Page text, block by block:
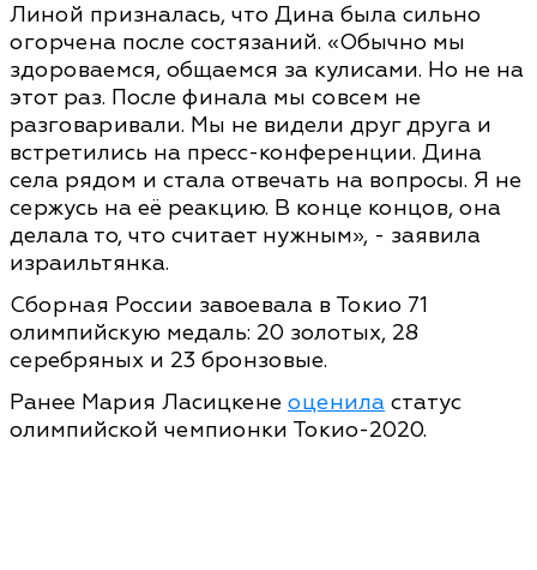
Линой призналась, что Дина была сильно
огорчена после состязаний. «Обычно мы
здороваемся, общаемся за кулисами. Но не на
этот раз. После финала мы совсем не
разговаривали. Мы не видели друг друга и
встретились на пресс-конференции. Дина
села рядом и стала отвечать на вопросы. Я не
сержусь на её реакцию. В конце концов, она
делала то, что считает нужным», - заявила
израильтянка.
Сборная России завоевала в Токио 71
олимпийскую медаль: 20 золотых, 28
серебряных и 23 бронзовые.
Ранее Мария Ласицкене оценила статус
олимпийской чемпионки Токио-2020.